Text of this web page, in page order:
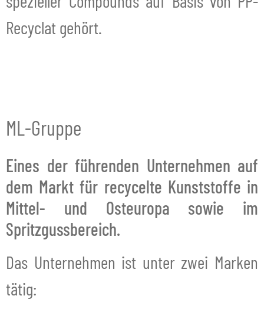
Recyclat gehört.
ML-Gruppe
Eines der führenden Unternehmen auf
dem Markt für recycelte Kunststoffe in
Mittel- und Osteuropa sowie im
Spritzgussbereich.
Das Unternehmen ist unter zwei Marken
tätig: